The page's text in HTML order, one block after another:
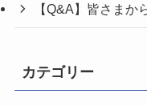
【Q&A】皆さまか
カテゴリー